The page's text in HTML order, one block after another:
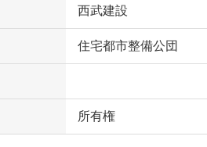
西武建設
住宅都市整備公団
所有権